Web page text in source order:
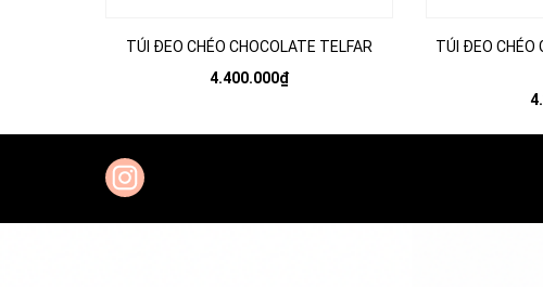
TÚI ĐEO CHÉO CHOCOLATE TELFAR
4.400.000₫
TÚI ĐEO CHÉO